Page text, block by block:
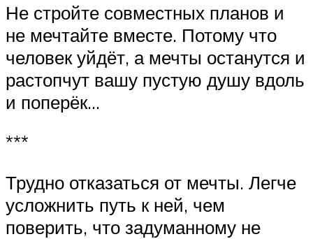
Не стройте совместных планов и
не мечтайте вместе. Потому что
человек уйдёт, а мечты останутся и
растопчут вашу пустую душу вдоль
и поперёк…
***
Трудно отказаться от мечты. Легче
усложнить путь к ней, чем
поверить, что задуманному не